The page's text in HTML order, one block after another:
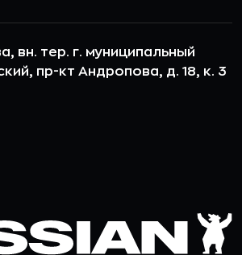
вн. тер. г. муниципальный
пр-кт Андропова, д. 18, к. 3